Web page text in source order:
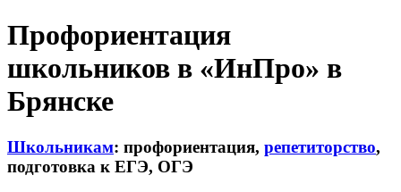
Профориентация
школьников в «ИнПро» в
Брянске
Школьникам: профориентация, репетиторство,
подготовка к ЕГЭ, ОГЭ